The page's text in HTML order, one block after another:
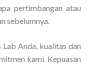
pertimbangan atau
sebelumnya.
Lab Anda, kualitas dan
kami. Kepuasan